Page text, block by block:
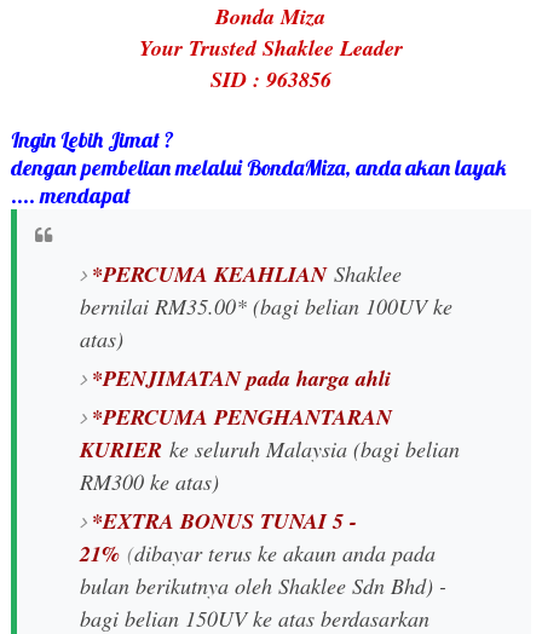
Bonda Miza
Your Trusted Shaklee Leader
SID : 963856
Ingin Lebih Jimat ?
dengan pembelian melalui BondaMiza, anda akan layak
.... mendapat
*PERCUMA KEAHLIAN Shaklee
bernilai RM35.00* (bagi belian 100UV ke
atas)
*PENJIMATAN pada harga ahli
*PERCUMA PENGHANTARAN
KURIER ke seluruh Malaysia (bagi belian
RM300 ke atas)
*EXTRA BONUS TUNAI 5 -
21% (dibayar terus ke akaun anda pada
bulan berikutnya oleh Shaklee Sdn Bhd) -
bagi belian 150UV ke atas berdasarkan